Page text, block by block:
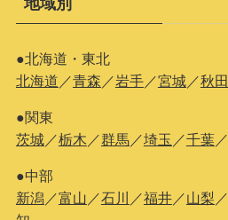
地域別
●北海道・東北
北海道 ／青森 ／岩手／宮城／秋田
●関東
茨城／栃木 ／群馬／埼玉 ／千葉／
●中部
新潟 ／富山 ／石川 ／福井／山梨 ／